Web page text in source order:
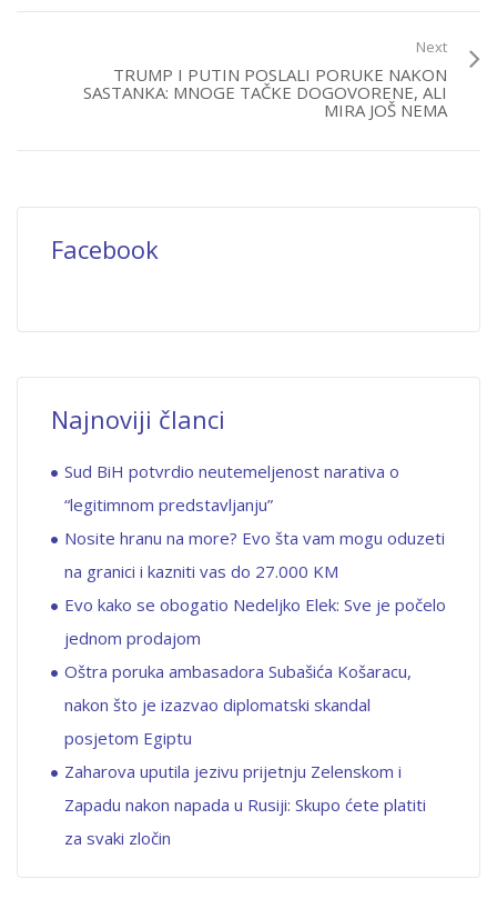
Next
TRUMP I PUTIN POSLALI PORUKE NAKON
SASTANKA: MNOGE TAČKE DOGOVORENE, ALI
MIRA JOŠ NEMA
Facebook
Najnoviji članci
Sud BiH potvrdio neutemeljenost narativa o
“legitimnom predstavljanju”
Nosite hranu na more? Evo šta vam mogu oduzeti
na granici i kazniti vas do 27.000 KM
Evo kako se obogatio Nedeljko Elek: Sve je počelo
jednom prodajom
Oštra poruka ambasadora Subašića Košaracu,
nakon što je izazvao diplomatski skandal
posjetom Egiptu
Zaharova uputila jezivu prijetnju Zelenskom i
Zapadu nakon napada u Rusiji: Skupo ćete platiti
za svaki zločin